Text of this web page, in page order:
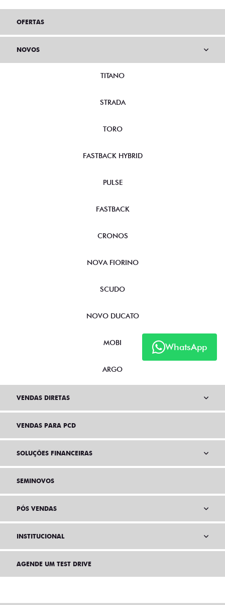
WhatsApp
OFERTAS
NOVOS
TITANO
STRADA
TORO
FASTBACK HYBRID
PULSE
FASTBACK
CRONOS
NOVA FIORINO
SCUDO
NOVO DUCATO
MOBI
ARGO
VENDAS DIRETAS
VENDAS PARA PCD
SOLUÇÕES FINANCEIRAS
SEMINOVOS
PÓS VENDAS
INSTITUCIONAL
AGENDE UM TEST DRIVE